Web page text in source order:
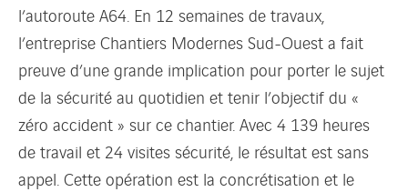
l’autoroute A64. En 12 semaines de travaux,
l’entreprise Chantiers Modernes Sud-Ouest a fait
preuve d’une grande implication pour porter le sujet
de la sécurité au quotidien et tenir l’objectif du «
zéro accident » sur ce chantier. Avec 4 139 heures
de travail et 24 visites sécurité, le résultat est sans
appel. Cette opération est la concrétisation et le